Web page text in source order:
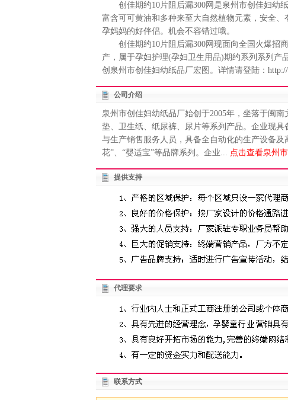
创佳期约10片阻后漏300网是泉州市创佳妇幼
富含可可黄油和多种来至大自然植物元素，安全
孕妈妈的好伴侣。机会不容错过哦。
创佳期约10片阻后漏300网现面向全国火爆招商
产，属于孕妇护理(孕妇卫生用品)期约系列系列产
创泉州市创佳妇幼纸品厂宏图。详情请登陆：
公司介绍
泉州市创佳妇幼纸品厂始创于2005年，坐落于闽
垫、卫生纸、纸尿裤、尿片等系列产品。企业现
与生产销售服务人员，具备全自动化的生产设备及
花”、“婴适宝”等品牌系列。企业... 点击查看泉州
提供支持
代理要求
联系方式